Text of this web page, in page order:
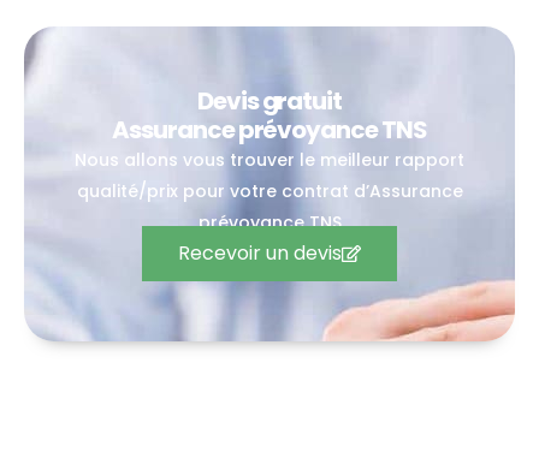
Devis gratuit
Assurance prévoyance TNS
Nous allons vous trouver le meilleur rapport
qualité/prix pour votre contrat d’Assurance
prévoyance TNS
Recevoir un devis